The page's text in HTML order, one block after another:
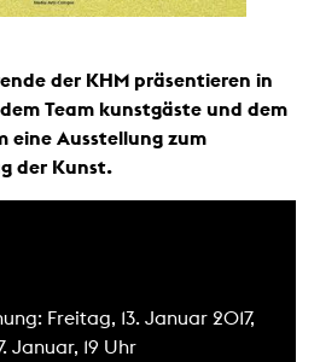
der KHM präsentieren in
Team kunstgäste und dem
eine Ausstellung zum
der Kunst.
Freitag, 13. Januar 2017,
Januar, 19 Uhr